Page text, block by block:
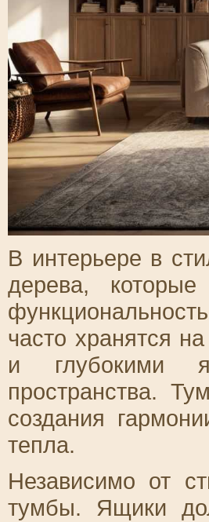
В интерьере в
дерева,
часто хранятся
и глубокими
пространства.
создания
тепла.
Независимо от
тумбы. Ящики